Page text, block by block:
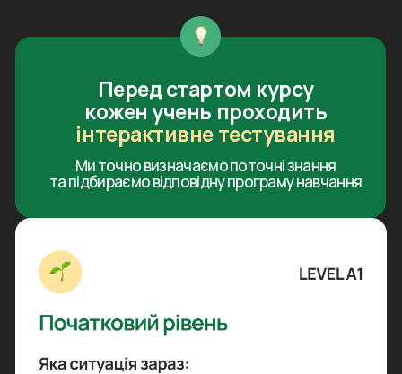
Потрібен результат, а не
навчання заради навчанння?
Поєднання онлайн-уроків у записі та живих
зустрічей з викладачем це найефективніший
спосіб подолати мовний бар'єр.
Ти дивишся теорію у зручний час,
ЖИВЕ НАВЧАННЯ